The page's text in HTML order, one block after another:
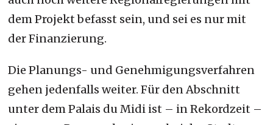
dem Projekt befasst sein, und sei es nur mit
der Finanzierung.
Die Planungs- und Genehmigungsverfahren
gehen jedenfalls weiter. Für den Abschnitt
unter dem Palais du Midi ist – in Rekordzeit –